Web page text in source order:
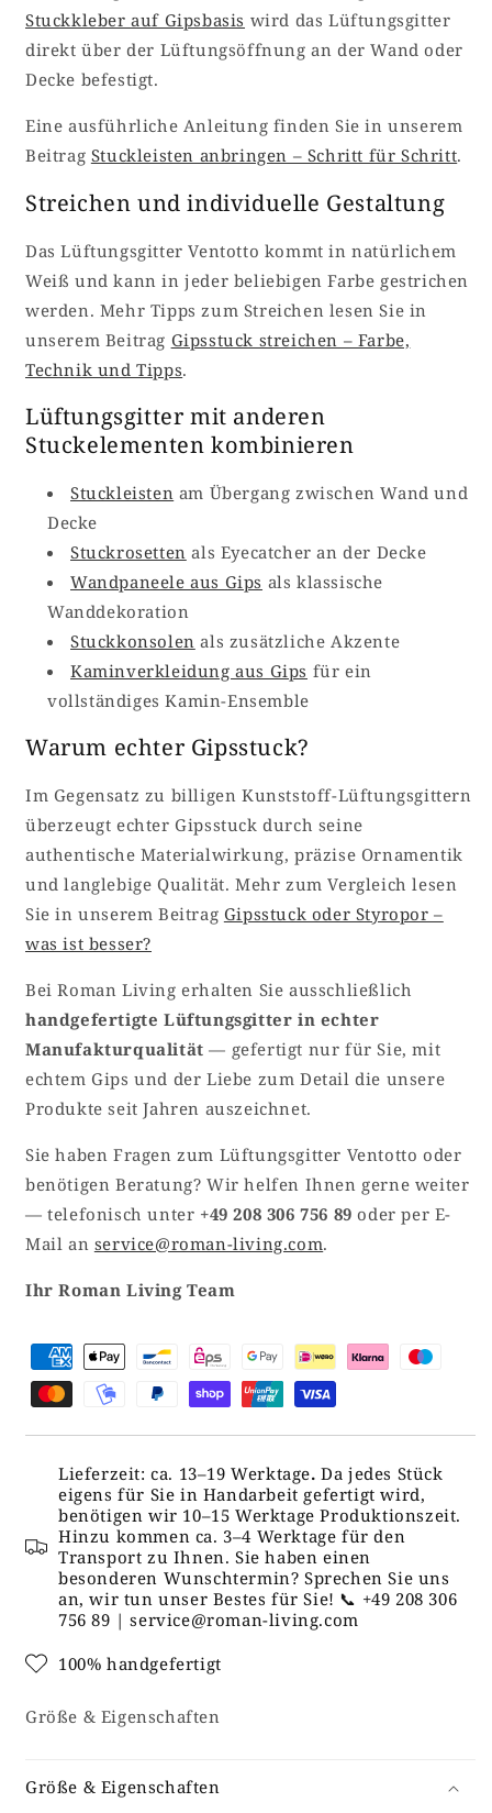
Stuckkleber auf Gipsbasis wird das Lüftungsgitter
direkt über der Lüftungsöffnung an der Wand oder
Decke befestigt.
Eine ausführliche Anleitung finden Sie in unserem
Beitrag Stuckleisten anbringen – Schritt für Schritt.
Streichen und individuelle Gestaltung
Das Lüftungsgitter Ventotto kommt in natürlichem
Weiß und kann in jeder beliebigen Farbe gestrichen
werden. Mehr Tipps zum Streichen lesen Sie in
unserem Beitrag Gipsstuck streichen – Farbe,
Technik und Tipps.
Lüftungsgitter mit anderen
Stuckelementen kombinieren
Stuckleisten am Übergang zwischen Wand und
Decke
Stuckrosetten als Eyecatcher an der Decke
Wandpaneele aus Gips als klassische
Wanddekoration
Stuckkonsolen als zusätzliche Akzente
Kaminverkleidung aus Gips für ein
vollständiges Kamin-Ensemble
Warum echter Gipsstuck?
Im Gegensatz zu billigen Kunststoff-Lüftungsgittern
überzeugt echter Gipsstuck durch seine
authentische Materialwirkung, präzise Ornamentik
und langlebige Qualität. Mehr zum Vergleich lesen
Sie in unserem Beitrag Gipsstuck oder Styropor –
was ist besser?
Bei Roman Living erhalten Sie ausschließlich
handgefertigte Lüftungsgitter in echter
Manufakturqualität — gefertigt nur für Sie, mit
echtem Gips und der Liebe zum Detail die unsere
Produkte seit Jahren auszeichnet.
Sie haben Fragen zum Lüftungsgitter Ventotto oder
benötigen Beratung? Wir helfen Ihnen gerne weiter
— telefonisch unter +49 208 306 756 89 oder per E-
Mail an service@roman-living.com.
Ihr Roman Living Team
Lieferzeit: ca. 13–19 Werktage. Da jedes Stück
eigens für Sie in Handarbeit gefertigt wird,
benötigen wir 10–15 Werktage Produktionszeit.
Hinzu kommen ca. 3–4 Werktage für den
Transport zu Ihnen. Sie haben einen
besonderen Wunschtermin? Sprechen Sie uns
an, wir tun unser Bestes für Sie! 📞 +49 208 306
756 89 | service@roman-living.com
100% handgefertigt
Größe & Eigenschaften
Größe & Eigenschaften